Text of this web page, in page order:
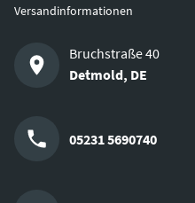
Versandinformationen
Bruchstraße 40
Detmold, DE
05231 5690740